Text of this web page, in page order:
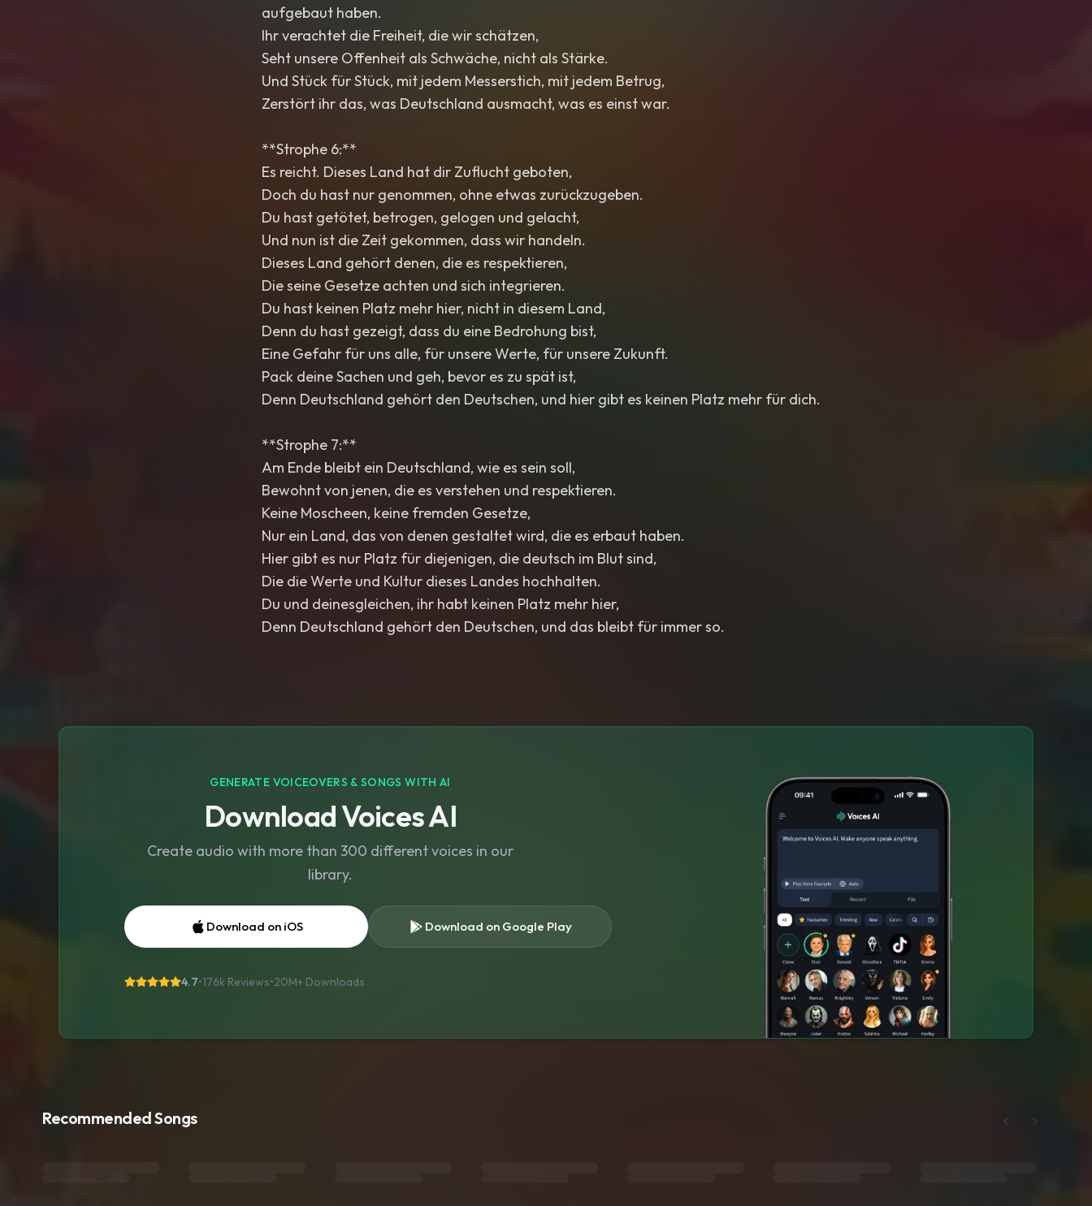
aufgebaut haben.
Ihr verachtet die Freiheit, die wir schätzen,
Seht unsere Offenheit als Schwäche, nicht als Stärke.
Und Stück für Stück, mit jedem Messerstich, mit jedem Betrug,
Zerstört ihr das, was Deutschland ausmacht, was es einst war.
**Strophe 6:**
Es reicht. Dieses Land hat dir Zuflucht geboten,
Doch du hast nur genommen, ohne etwas zurückzugeben.
Du hast getötet, betrogen, gelogen und gelacht,
Und nun ist die Zeit gekommen, dass wir handeln.
Dieses Land gehört denen, die es respektieren,
Die seine Gesetze achten und sich integrieren.
Du hast keinen Platz mehr hier, nicht in diesem Land,
Denn du hast gezeigt, dass du eine Bedrohung bist,
Eine Gefahr für uns alle, für unsere Werte, für unsere Zukunft.
Pack deine Sachen und geh, bevor es zu spät ist,
Denn Deutschland gehört den Deutschen, und hier gibt es keinen Platz mehr für dich.
**Strophe 7:**
Am Ende bleibt ein Deutschland, wie es sein soll,
Bewohnt von jenen, die es verstehen und respektieren.
Keine Moscheen, keine fremden Gesetze,
Nur ein Land, das von denen gestaltet wird, die es erbaut haben.
Hier gibt es nur Platz für diejenigen, die deutsch im Blut sind,
Die die Werte und Kultur dieses Landes hochhalten.
Du und deinesgleichen, ihr habt keinen Platz mehr hier,
Denn Deutschland gehört den Deutschen, und das bleibt für immer so.
GENERATE VOICEOVERS & SONGS WITH AI
Download Voices AI
Create audio with more than 300 different voices in our
library.
Download on iOS Download on Google Play
4.7•176k Reviews•20M+ Downloads
Recommended Songs